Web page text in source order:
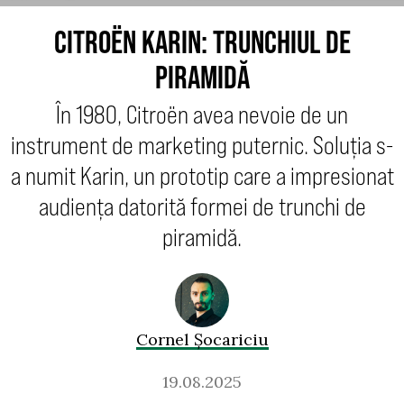
CITROËN KARIN: TRUNCHIUL DE
PIRAMIDĂ
În 1980, Citroën avea nevoie de un
instrument de marketing puternic. Soluția s-
a numit Karin, un prototip care a impresionat
audiența datorită formei de trunchi de
piramidă.
Cornel Șocariciu
19.08.2025